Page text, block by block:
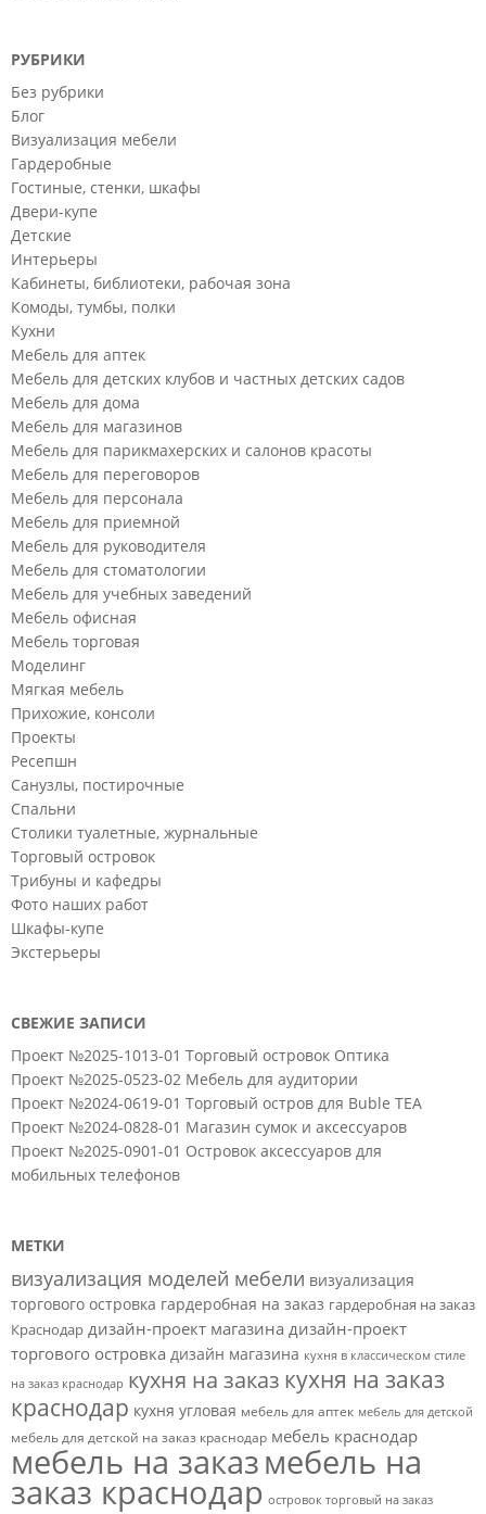
РУБРИКИ
Без рубрики
Блог
Визуализация мебели
Гардеробные
Гостиные, стенки, шкафы
Двери-купе
Детские
Интерьеры
Кабинеты, библиотеки, рабочая зона
Комоды, тумбы, полки
Кухни
Мебель для аптек
Мебель для детских клубов и частных детских садов
Мебель для дома
Мебель для магазинов
Мебель для парикмахерских и салонов красоты
Мебель для переговоров
Мебель для персонала
Мебель для приемной
Мебель для руководителя
Мебель для стоматологии
Мебель для учебных заведений
Мебель офисная
Мебель торговая
Моделинг
Мягкая мебель
Прихожие, консоли
Проекты
Ресепшн
Санузлы, постирочные
Спальни
Столики туалетные, журнальные
Торговый островок
Трибуны и кафедры
Фото наших работ
Шкафы-купе
Экстерьеры
СВЕЖИЕ ЗАПИСИ
Проект №2025-1013-01 Торговый островок Оптика
Проект №2025-0523-02 Мебель для аудитории
Проект №2024-0619-01 Торговый остров для Buble TEA
Проект №2024-0828-01 Магазин сумок и аксессуаров
Проект №2025-0901-01 Островок аксессуаров для
мобильных телефонов
МЕТКИ
визуализация моделей мебели визуализация
торгового островка гардеробная на заказ гардеробная на заказ
Краснодар дизайн-проект магазина дизайн-проект
торгового островка дизайн магазина кухня в классическом стиле
на заказ краснодар кухня на заказ кухня на заказ
краснодар кухня угловая мебель для аптек мебель для детской
мебель для детской на заказ краснодар мебель краснодар
мебель на заказмебель на
заказ краснодар островок торговый на заказ